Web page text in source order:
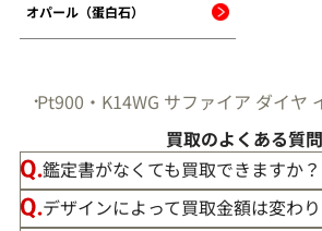
オパール（蛋白石）
Pt900・K14WG サファイア ダイヤ
買取のよくある質問
鑑定書がなくても買取できますか？
デザインによって買取金額は変わ